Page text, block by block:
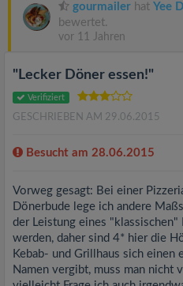
gourmailer hat Yee
bewertet.
vor 11 Jahren
"Lecker Döner essen!"
Verifiziert
GESCHRIEBEN AM 29.06.2015
Besucht am 28.06.2015
Vorweg gesagt: Bei einer
Dönerbude lege ich andere
der Leistung eines "klassischen"
werden, daher sind 4* hier die
Kebab- und Grillhaus sich einen
Namen vergibt, muss man nicht